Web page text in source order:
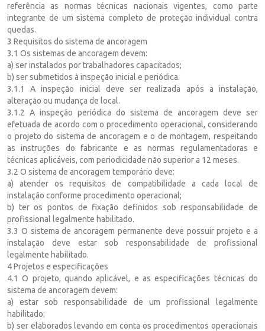
referência as normas técnicas nacionais vigentes, como parte
integrante de um sistema completo de proteção individual contra
quedas.
3 Requisitos do sistema de ancoragem
3.1 Os sistemas de ancoragem devem:
a) ser instalados por trabalhadores capacitados;
b) ser submetidos à inspeção inicial e periódica.
3.1.1 A inspeção inicial deve ser realizada após a instalação,
alteração ou mudança de local.
3.1.2 A inspeção periódica do sistema de ancoragem deve ser
efetuada de acordo com o procedimento operacional, considerando
o projeto do sistema de ancoragem e o de montagem, respeitando
as instruções do fabricante e as normas regulamentadoras e
técnicas aplicáveis, com periodicidade não superior a 12 meses.
3.2 O sistema de ancoragem temporário deve:
a) atender os requisitos de compatibilidade a cada local de
instalação conforme procedimento operacional;
b) ter os pontos de fixação definidos sob responsabilidade de
profissional legalmente habilitado.
3.3 O sistema de ancoragem permanente deve possuir projeto e a
instalação deve estar sob responsabilidade de profissional
legalmente habilitado.
4 Projetos e especificações
4.1 O projeto, quando aplicável, e as especificações técnicas do
sistema de ancoragem devem:
a) estar sob responsabilidade de um profissional legalmente
habilitado;
b) ser elaborados levando em conta os procedimentos operacionais